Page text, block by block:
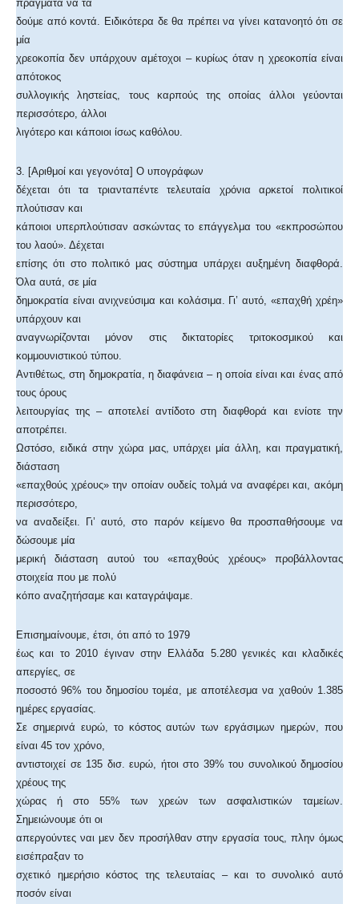
πράγματα να τα
δούμε από κοντά. Ειδικότερα δε θα πρέπει να γίνει κατανοητό ότι σε
μία
χρεοκοπία δεν υπάρχουν αμέτοχοι – κυρίως όταν η χρεοκοπία είναι
απότοκος
συλλογικής ληστείας, τους καρπούς της οποίας άλλοι γεύονται
περισσότερο, άλλοι
λιγότερο και κάποιοι ίσως καθόλου.
3. [Αριθμοί και γεγονότα] Ο υπογράφων
δέχεται ότι τα τριανταπέντε τελευταία χρόνια αρκετοί πολιτικοί
πλούτισαν και
κάποιοι υπερπλούτισαν ασκώντας το επάγγελμα του «εκπροσώπου
του λαού». Δέχεται
επίσης ότι στο πολιτικό μας σύστημα υπάρχει αυξημένη διαφθορά.
Όλα αυτά, σε μία
δημοκρατία είναι ανιχνεύσιμα και κολάσιμα. Γι’ αυτό, «επαχθή χρέη»
υπάρχουν και
αναγνωρίζονται μόνον στις δικτατορίες τριτοκοσμικού και
κομμουνιστικού τύπου.
Αντιθέτως, στη δημοκρατία, η διαφάνεια – η οποία είναι και ένας από
τους όρους
λειτουργίας της – αποτελεί αντίδοτο στη διαφθορά και ενίοτε την
αποτρέπει.
Ωστόσο, ειδικά στην χώρα μας, υπάρχει μία άλλη, και πραγματική,
διάσταση
«επαχθούς χρέους» την οποίαν ουδείς τολμά να αναφέρει και, ακόμη
περισσότερο,
να αναδείξει. Γι’ αυτό, στο παρόν κείμενο θα προσπαθήσουμε να
δώσουμε μία
μερική διάσταση αυτού του «επαχθούς χρέους» προβάλλοντας
στοιχεία που με πολύ
κόπο αναζητήσαμε και καταγράψαμε.
Επισημαίνουμε, έτσι, ότι από το 1979
έως και το 2010 έγιναν στην Ελλάδα 5.280 γενικές και κλαδικές
απεργίες, σε
ποσοστό 96% του δημοσίου τομέα, με αποτέλεσμα να χαθούν 1.385
ημέρες εργασίας.
Σε σημερινά ευρώ, το κόστος αυτών των εργάσιμων ημερών, που
είναι 45 τον χρόνο,
αντιστοιχεί σε 135 δισ. ευρώ, ήτοι στο 39% του συνολικού δημοσίου
χρέους της
χώρας ή στο 55% των χρεών των ασφαλιστικών ταμείων.
Σημειώνουμε ότι οι
απεργούντες ναι μεν δεν προσήλθαν στην εργασία τους, πλην όμως
εισέπραξαν το
σχετικό ημερήσιο κόστος της τελευταίας – και το συνολικό αυτό
ποσόν είναι